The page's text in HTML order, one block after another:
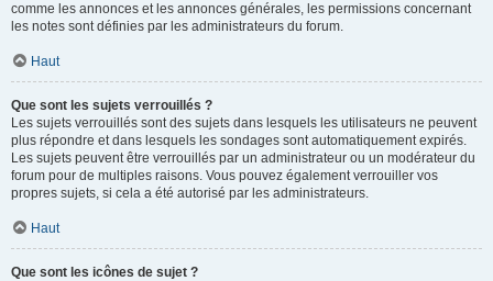
comme les annonces et les annonces générales, les permissions concernant
les notes sont définies par les administrateurs du forum.
Haut
Que sont les sujets verrouillés ?
Les sujets verrouillés sont des sujets dans lesquels les utilisateurs ne peuvent
plus répondre et dans lesquels les sondages sont automatiquement expirés.
Les sujets peuvent être verrouillés par un administrateur ou un modérateur du
forum pour de multiples raisons. Vous pouvez également verrouiller vos
propres sujets, si cela a été autorisé par les administrateurs.
Haut
Que sont les icônes de sujet ?